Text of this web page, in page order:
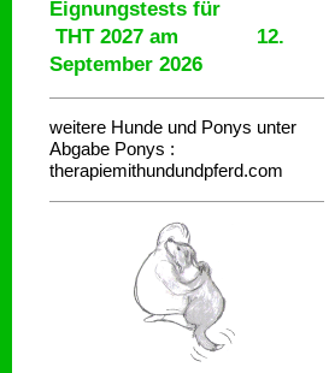
Eignungstests für
THT 2027 am 12.
September 2026
weitere Hunde und Ponys unter
Abgabe Ponys :
therapiemithundundpferd.com